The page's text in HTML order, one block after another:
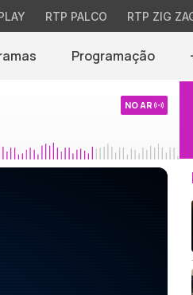
RTP PALCO RTP ZIG
Programação
NO AR